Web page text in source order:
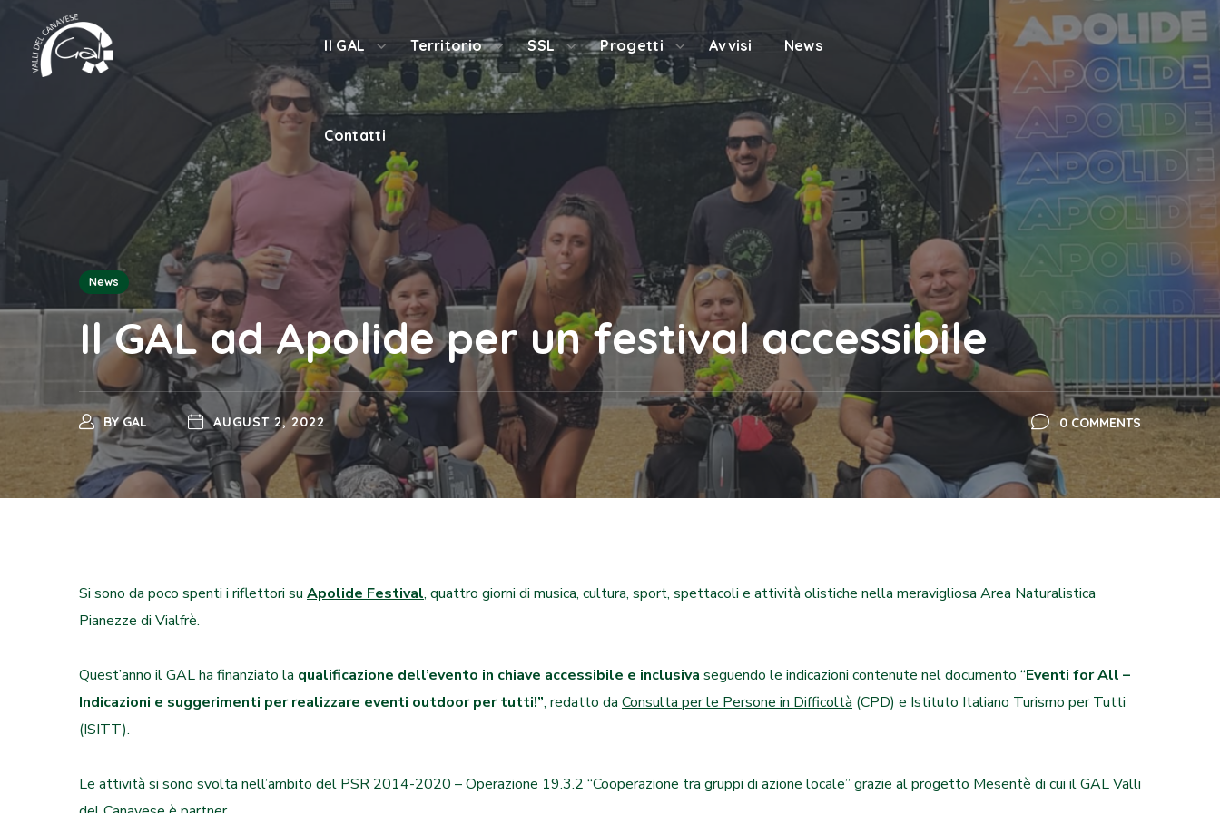
Il GAL Territorio SSL Progetti Avvisi News
Contatti
Contatti
News
Il GAL ad Apolide per un festival accessibile
BYGAL AUGUST 2, 2022 0 COMMENTS
Si sono da poco spenti i riflettori su Apolide Festival, quattro giorni di musica, cultura, sport, spettacoli e attività olistiche nella meravigliosa Area Naturalistica
Pianezze di Vialfrè.
Quest’anno il GAL ha finanziato la qualificazione dell’evento in chiave accessibile e inclusiva seguendo le indicazioni contenute nel documento “Eventi for All –
Indicazioni e suggerimenti per realizzare eventi outdoor per tutti!”, redatto da Consulta per le Persone in Difficoltà (CPD) e Istituto Italiano Turismo per Tutti
(ISITT).
Le attività si sono svolta nell’ambito del PSR 2014-2020 – Operazione 19.3.2 “Cooperazione tra gruppi di azione locale” grazie al progetto Mesentè di cui il GAL Valli